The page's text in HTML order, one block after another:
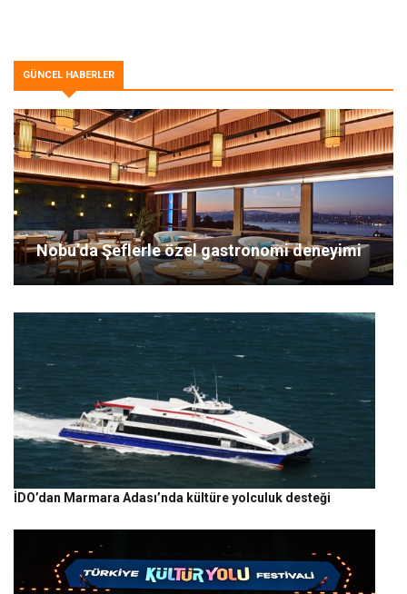
GÜNCEL HABERLER
Nobu’da Şeflerle özel gastronomi deneyimi
İDO’dan Marmara Adası’nda kültüre yolculuk desteği